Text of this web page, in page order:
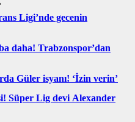
Ligi’nde gecenin
daha! Trabzonspor’dan
Güler isyanı! ‘İzin verin’
Süper Lig devi Alexander